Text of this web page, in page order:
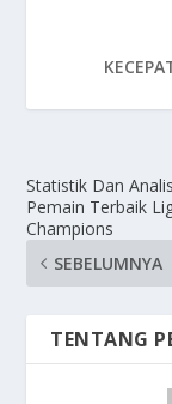
Statistik Dan
Pemain Terbaik
Champions
SEBELUMNYA
TENTANG